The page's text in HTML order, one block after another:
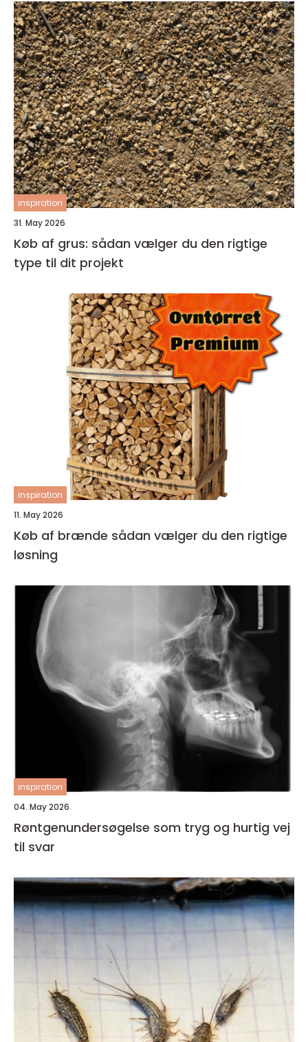
inspiration
31. May 2026
Køb af grus: sådan vælger du den rigtige
type til dit projekt
inspiration
11. May 2026
Køb af brænde sådan vælger du den rigtige
løsning
inspiration
04. May 2026
Røntgenundersøgelse som tryg og hurtig vej
til svar